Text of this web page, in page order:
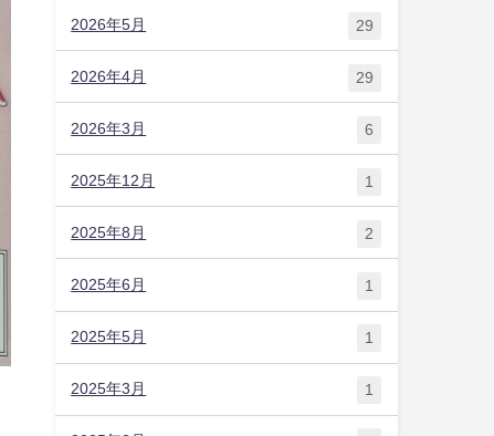
2026年5月 29
2026年4月 29
2026年3月 6
2025年12月 1
2025年8月 2
2025年6月 1
2025年5月 1
2025年3月 1